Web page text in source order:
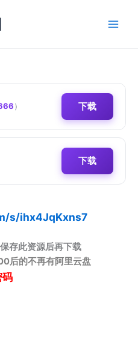
） 下载
下载
s/ihx4JqKxns7
存此资源后再下载
后的不再有阿里云盘
码